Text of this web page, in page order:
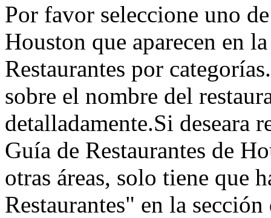
Por favor seleccione uno
Houston que aparecen en
Restaurantes por
sobre el nombre del
detalladamente.Si deseara
Guía de Restaurantes de
otras áreas, solo tiene que
Restaurantes" en la